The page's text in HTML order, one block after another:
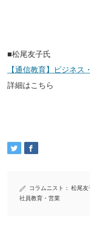
■松尾友子氏
【通信教育】ビジネ
詳細はこちら
コラムニスト： 松尾友
社員教育・営業